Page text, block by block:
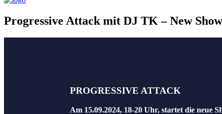
Progressive Attack mit DJ TK – New Show
PROGRESSIVE ATTACK
Am 15.09.2024, 18-20 Uhr, startet die neue